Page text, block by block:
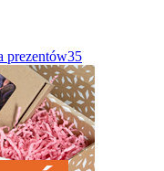
prezentów35